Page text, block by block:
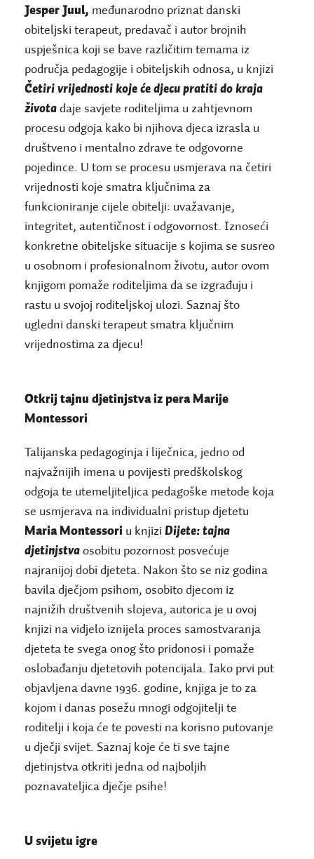
Jesper Juul, međunarodno priznat danski
obiteljski terapeut, predavač i autor brojnih
uspješnica koji se bave različitim temama iz
područja pedagogije i obiteljskih odnosa, u knjizi
Četiri vrijednosti koje će djecu pratiti do kraja
života daje savjete roditeljima u zahtjevnom
procesu odgoja kako bi njihova djeca izrasla u
društveno i mentalno zdrave te odgovorne
pojedince. U tom se procesu usmjerava na četiri
vrijednosti koje smatra ključnima za
funkcioniranje cijele obitelji: uvažavanje,
integritet, autentičnost i odgovornost. Iznoseći
konkretne obiteljske situacije s kojima se susreo
u osobnom i profesionalnom životu, autor ovom
knjigom pomaže roditeljima da se izgrađuju i
rastu u svojoj roditeljskoj ulozi. Saznaj što
ugledni danski terapeut smatra ključnim
vrijednostima za djecu!
Otkrij tajnu djetinjstva iz pera Marije
Montessori
Talijanska pedagoginja i liječnica, jedno od
najvažnijih imena u povijesti predškolskog
odgoja te utemeljiteljica pedagoške metode koja
se usmjerava na individualni pristup djetetu
Maria Montessori u knjiziDijete: tajna
djetinjstvaosobitu pozornost posvećuje
najranijoj dobi djeteta. Nakon što se niz godina
bavila dječjom psihom, osobito djecom iz
najnižih društvenih slojeva, autorica je u ovoj
knjizi na vidjelo iznijela proces samostvaranja
djeteta te svega onog što pridonosi i pomaže
oslobađanju djetetovih potencijala. Iako prvi put
objavljena davne 1936. godine, knjiga je to za
kojom i danas posežu mnogi odgojitelji te
roditelji i koja će te povesti na korisno putovanje
u dječji svijet. Saznaj koje će ti sve tajne
djetinjstva otkriti jedna od najboljih
poznavateljica dječje psihe!
U svijetu igre